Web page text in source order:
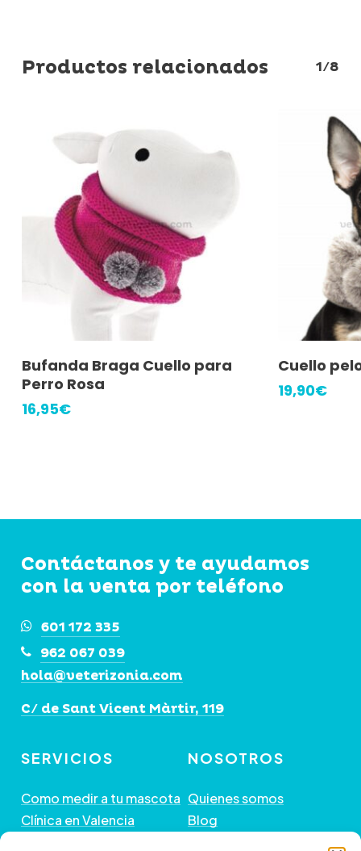
Productos relacionados 1/8
Leer Más
Bufanda Braga Cuello para
Perro Rosa
16,95€
producto
tiene
se
elegir
en
Cuello
19,90€
Contáctanos y te ayudamos
con la venta por teléfono
601 172 335
962 067 039
hola@veterizonia.com
C/ de Sant Vicent Màrtir, 119
SERVICIOS
Como medir a tu mascota
Clínica en Valencia
NOSOTROS
Quienes somos
Blog